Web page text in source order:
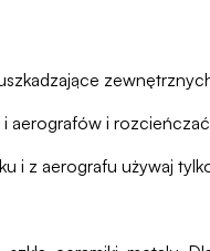
aerografów i
i z aerografu używaj